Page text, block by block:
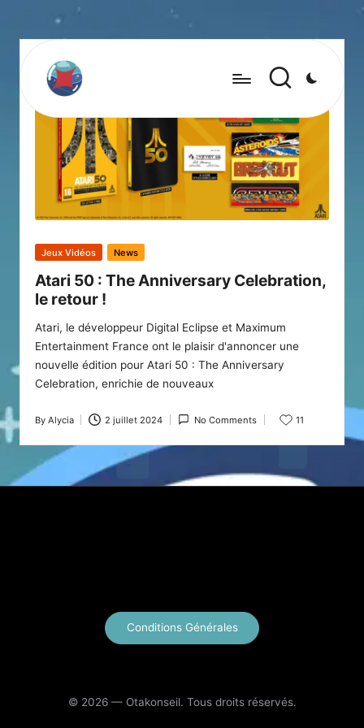
Posted
Jeux Vidéos News
Atari 50 : The Anniversary Celebration,
le retour !
Atari, le développeur Digital Eclipse et Maximum
Entertainment France ont le plaisir d'annoncer une
nouvelle édition pour Atari 50 : The Anniversary
Celebration, enrichie de nouveaux
Posted
by
By Alycia 2 juillet 2024 No Comments 11
Conditions Générales
© 2026 — Otakonseil. Tous droits réservés.